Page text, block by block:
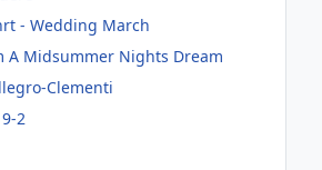
- Wedding March
A Midsummer Nights Dream
Clementi
2